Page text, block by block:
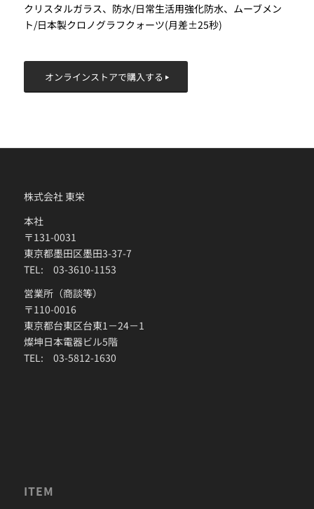
クリスタルガラス、防水/日常生活用強化防水、ムーブメン
ト/日本製クロノグラフクォーツ(月差±25秒)
オンラインストアで購入する
株式会社 東栄
本社
〒131-0031
東京都墨田区墨田3-37-7
TEL: 03-3610-1153
営業所（商談等）
〒110-0016
東京都台東区台東1－24－1
燦坤日本電器ビル5階
TEL: 03-5812-1630
ITEM